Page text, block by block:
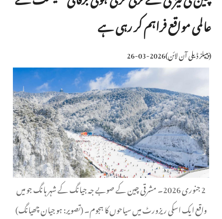
عالمی مواقع فراہم کر رہی ہے
(پیپلز ڈیلی آن لائن)
2026-03-26
2 جنوری 2026۔ مشرقی چین کے صوبے جہ جیانگ کے شہر ہانگ جو میں
واقع ایک اسکی ریزورٹ میں سیاحوں کا ہجوم۔ (تصویر: ہو جیان چھیانگ)